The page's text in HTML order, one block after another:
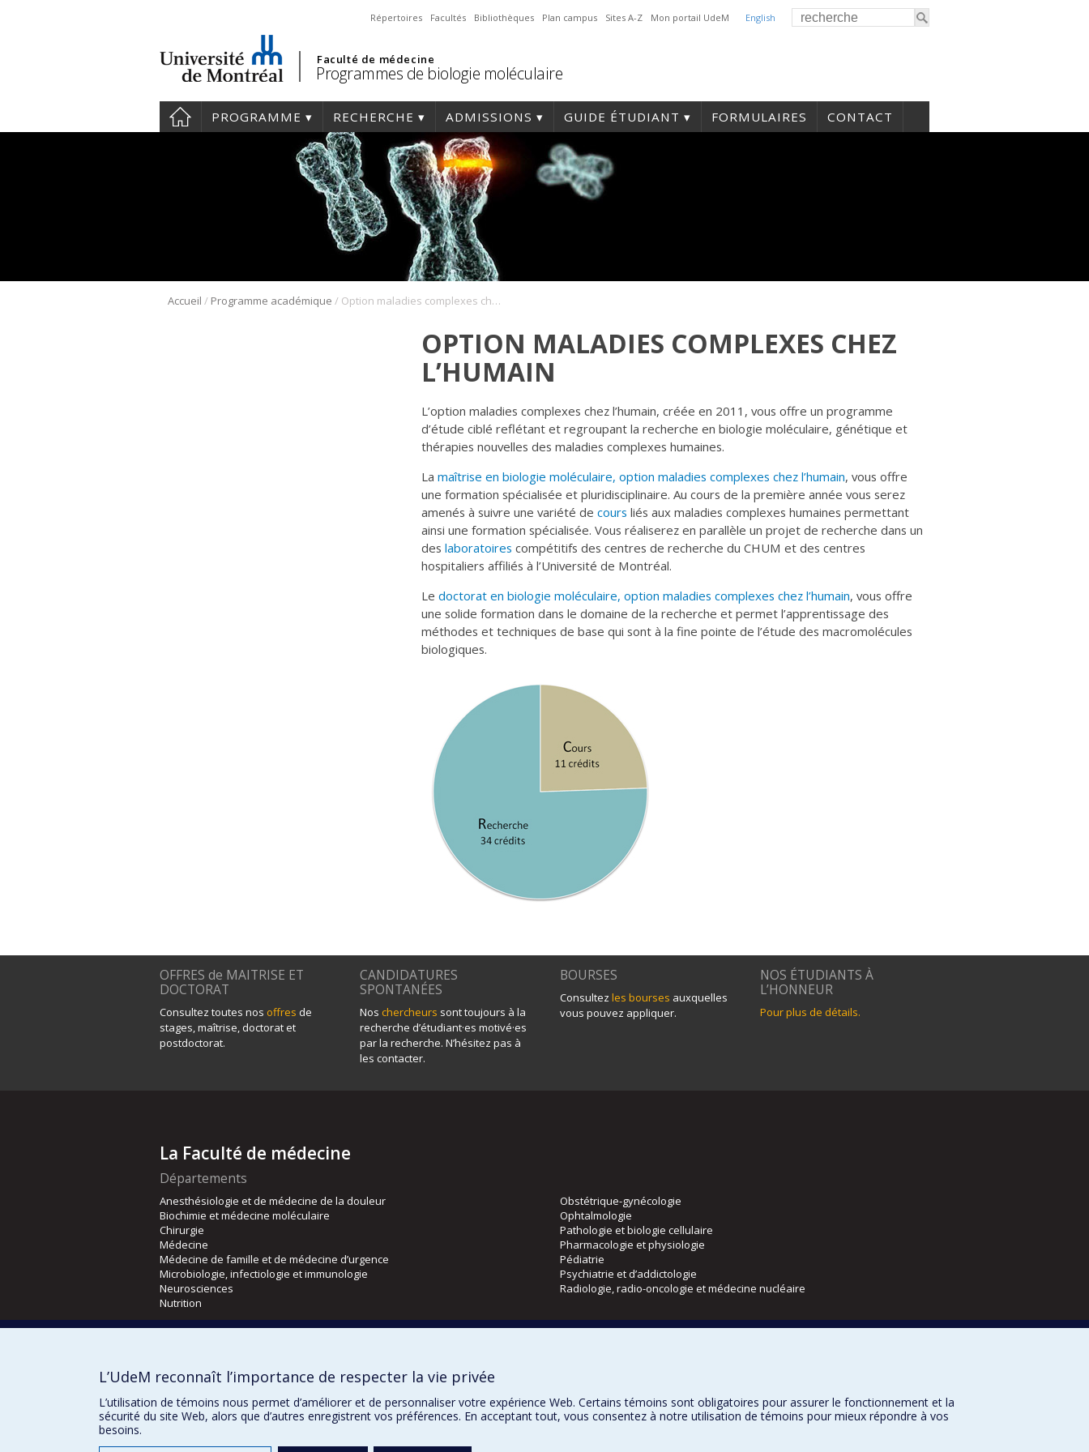
English
Répertoires Facultés Bibliothèques Plan campus Sites A-Z Mon portail UdeM
Faculté de médecine
Programmes de biologie moléculaire
PROGRAMME RECHERCHE ADMISSIONS GUIDE ÉTUDIANT FORMULAIRES CONTACT
Accueil / Programme académique / Option maladies complexes chez l’humain
OPTION MALADIES COMPLEXES CHEZ
L’HUMAIN
L’option maladies complexes chez l’humain, créée en 2011, vous offre un programme
d’étude ciblé reflétant et regroupant la recherche en biologie moléculaire, génétique et
thérapies nouvelles des maladies complexes humaines.
La maîtrise en biologie moléculaire, option maladies complexes chez l’humain, vous offre
une formation spécialisée et pluridisciplinaire. Au cours de la première année vous serez
amenés à suivre une variété de cours liés aux maladies complexes humaines permettant
ainsi une formation spécialisée. Vous réaliserez en parallèle un projet de recherche dans un
des laboratoires compétitifs des centres de recherche du CHUM et des centres
hospitaliers affiliés à l’Université de Montréal.
Le doctorat en biologie moléculaire, option maladies complexes chez l’humain, vous offre
une solide formation dans le domaine de la recherche et permet l’apprentissage des
méthodes et techniques de base qui sont à la fine pointe de l’étude des macromolécules
biologiques.
OFFRES de MAITRISE ET
DOCTORAT
Consultez toutes nos offres de
stages, maîtrise, doctorat et
postdoctorat.
CANDIDATURES
SPONTANÉES
Nos chercheurs sont toujours à la
recherche d’étudiant·es motivé·es
par la recherche. N’hésitez pas à
les contacter.
BOURSES
Consultez les bourses auxquelles
vous pouvez appliquer.
NOS ÉTUDIANTS À
L’HONNEUR
Pour plus de détails.
La Faculté de médecine
Départements
Anesthésiologie et de médecine de la douleur
Biochimie et médecine moléculaire
Chirurgie
Médecine
Médecine de famille et de médecine d’urgence
Microbiologie, infectiologie et immunologie
Neurosciences
Nutrition
Obstétrique-gynécologie
Ophtalmologie
Pathologie et biologie cellulaire
Pharmacologie et physiologie
Pédiatrie
Psychiatrie et d’addictologie
Radiologie, radio-oncologie et médecine nucléaire
Orthophonie et audiologie
L’UdeM reconnaît l’importance de respecter la vie privée
L’utilisation de témoins nous permet d’améliorer et de personnaliser votre expérience Web. Certains témoins sont obligatoires pour assurer le fonctionnement et la
sécurité du site Web, alors que d’autres enregistrent vos préférences. En acceptant tout, vous consentez à notre utilisation de témoins pour mieux répondre à vos
besoins.